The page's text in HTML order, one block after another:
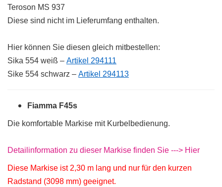
Teroson MS 937
Diese sind nicht im Lieferumfang enthalten.
Hier können Sie diesen gleich mitbestellen:
Sika 554 weiß – Artikel 294111
Sike 554 schwarz – Artikel 294113
Fiamma F45s
Die komfortable Markise mit Kurbelbedienung.
Detailinformation zu dieser Markise finden Sie ---> Hier
Diese Markise ist 2,30 m lang und nur für den kurzen
Radstand (3098 mm) geeignet.